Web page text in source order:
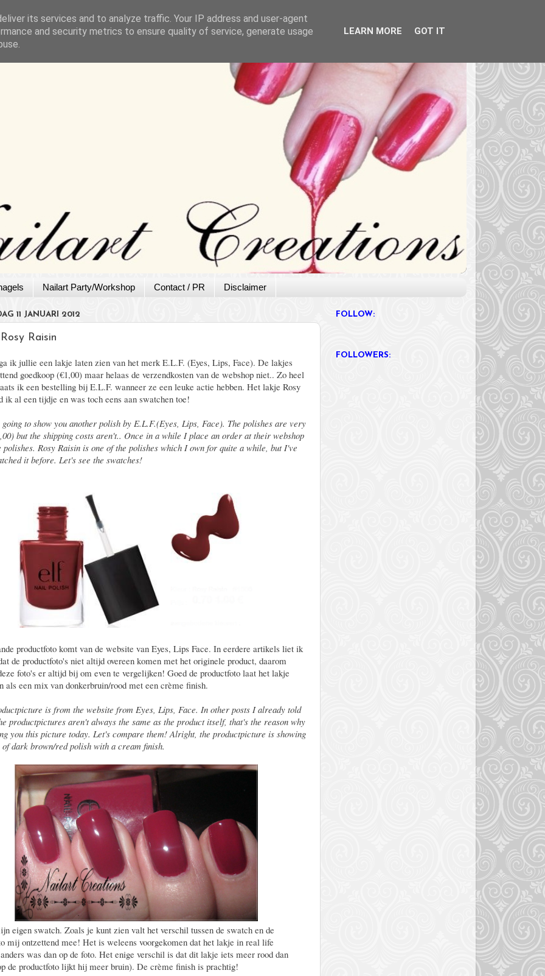
Nailart Party/Workshop Contact / PR Disclaimer
11 JANUARI 2012
Raisin
ik jullie een lakje laten zien van het merk E.L.F. (Eyes, Lips, Face). De lakjes
goedkoop (€1,00) maar helaas de verzendkosten van de webshop niet.. Zo heel
ik een bestelling bij E.L.F. wanneer ze een leuke actie hebben. Het lakje Rosy
ik al een tijdje en was toch eens aan swatchen toe!
to show you another polish by E.L.F.(Eyes, Lips, Face). The polishes are very
but the shipping costs aren't.. Once in a while I place an order at their webshop
polishes. Rosy Raisin is one of the polishes which I own for quite a while, but I've
it before. Let's see the swatches!
productfoto komt van de website van Eyes, Lips Face. In eerdere artikels liet ik
de productfoto's niet altijd overeen komen met het originele product, daarom
foto's er altijd bij om even te vergelijken! Goed de productfoto laat het lakje
als een mix van donkerbruin/rood met een crème finish.
is from the website from Eyes, Lips, Face. In other posts I already told
productpictures aren't always the same as the product itself, that's the reason why
you this picture today. Let's compare them! Alright, the productpicture is showing
dark brown/red polish with a cream finish.
eigen swatch. Zoals je kunt zien valt het verschil tussen de swatch en de
mij ontzettend mee! Het is weleens voorgekomen dat het lakje in real life
was dan op de foto. Het enige verschil is dat dit lakje iets meer rood dan
de productfoto lijkt hij meer bruin). De crème finish is prachtig!
FOLLOW:
FOLLOWERS:
its services and to analyze traffic. Your IP address and user-agent
and security metrics to ensure quality of service, generate usage
LEARN MORE GOT IT